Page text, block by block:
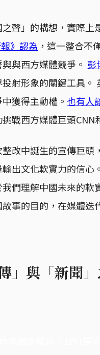
聲」的構想，實際上
》認為 ，這一整合不
與西方媒體競爭。 彭
射形象的關鍵工具
獲得主動權。 也有人
戰西方媒體巨頭CNN
整改中誕生的宣傳巨
出文化軟實力的信
們理解中國未來的
事的目的，在媒體迭
」與「新聞